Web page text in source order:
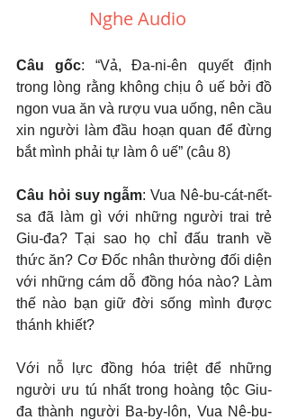
Nghe Audio
Câu gốc: “Vả, Đa-ni-ên quyết định
trong lòng rằng không chịu ô uế bởi đồ
ngon vua ăn và rượu vua uống, nên cầu
xin người làm đầu hoạn quan để đừng
bắt mình phải tự làm ô uế” (câu 8)
Câu hỏi suy ngẫm: Vua Nê-bu-cát-nết-
sa đã làm gì với những người trai trẻ
Giu-đa? Tại sao họ chỉ đấu tranh về
thức ăn? Cơ Đốc nhân thường đối diện
với những cám dỗ đồng hóa nào? Làm
thế nào bạn giữ đời sống mình được
thánh khiết?
Với nỗ lực đồng hóa triệt để những
người ưu tú nhất trong hoàng tộc Giu-
đa thành người Ba-by-lôn, Vua Nê-bu-